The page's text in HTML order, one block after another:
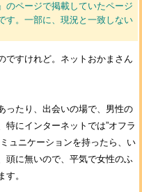
のページで掲載していたページ
す。一部に、現況と一致しない
すけれど。ネットおかまさん
ったり、出会いの場で、男性の
にインターネットでは”オフラ
ュニケーションを持ったら、い
頭に無いので、平気で女性のふ
。